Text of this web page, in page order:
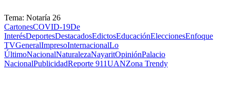
Tema: Notaría 26
CartonesCOVID-19De
InterésDeportesDestacadosEdictosEducaciónEleccionesEnfoque
TVGeneralImpresoInternacionalLo
ÚltimoNacionalNaturalezaNayaritOpiniónPalacio
NacionalPublicidadReporte 911UANZona Trendy